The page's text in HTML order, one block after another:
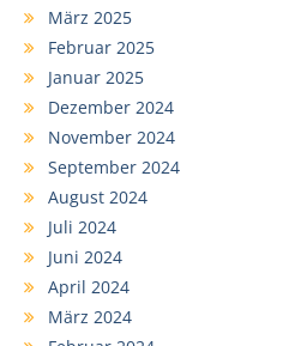
März 2025
Februar 2025
Januar 2025
Dezember 2024
November 2024
September 2024
August 2024
Juli 2024
Juni 2024
April 2024
März 2024